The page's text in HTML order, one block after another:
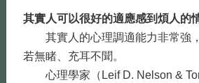
其實人可以很好的適應感到煩人的
其實人的心理調適能力非常強，
若無睹、充耳不聞。
心理學家（Leif D. Nelson &